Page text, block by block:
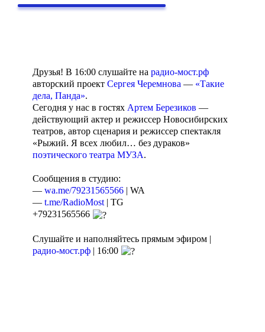
Друзья! В 16:00 слушайте на радио-мост.рф
авторский проект Сергея Черемнова — «Такие
дела, Панда».
Сегодня у нас в гостях Артем Березиков —
действующий актер и режиссер Новосибирских
театров, автор сценария и режиссер спектакля
«Рыжий. Я всех любил… без дураков»
поэтического театра МУЗА.
Сообщения в студию:
— wa.me/79231565566 | WA
— t.me/RadioMost | TG
+79231565566
Слушайте и наполняйтесь прямым эфиром |
радио-мост.рф | 16:00